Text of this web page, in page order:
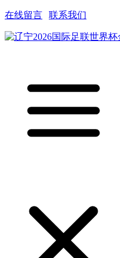
在线留言 联系我们